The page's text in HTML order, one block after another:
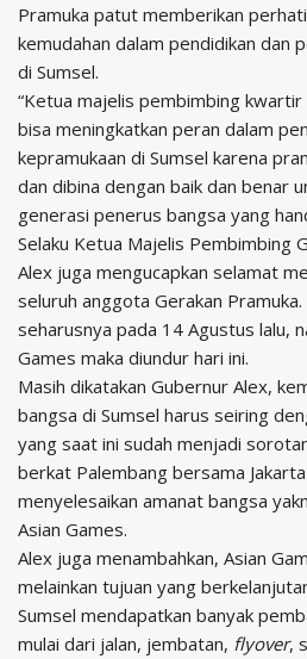
Pramuka patut memberikan
kemudahan dalam pendidikan dan
di Sumsel.
“Ketua majelis pembimbing
bisa meningkatkan peran dalam
kepramukaan di Sumsel karena
dan dibina dengan baik dan benar
generasi penerus bangsa yang
Selaku Ketua Majelis Pembimbing
Alex juga mengucapkan selamat
seluruh anggota Gerakan
seharusnya pada 14 Agustus lalu,
Games maka diundur hari ini.
Masih dikatakan Gubernur Alex,
bangsa di Sumsel harus seiring
yang saat ini sudah menjadi
berkat Palembang bersama
menyelesaikan amanat bangsa
Asian Games.
Alex juga menambahkan, Asian
melainkan tujuan yang
Sumsel mendapatkan banyak
mulai dari jalan, jembatan, flyover,